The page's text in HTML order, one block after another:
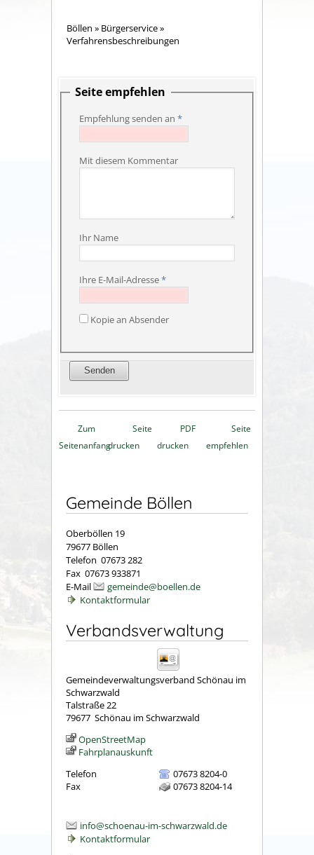
Böllen » Bürgerservice»
Verfahrensbeschreibungen
Seite empfehlen
Empfehlung senden an *
Mit diesem Kommentar
Ihr Name
Ihre E-Mail-Adresse*
Kopie an Absender
Zum
Seitenanfang
Seite
drucken
PDF
drucken
Seite
empfehlen
Gemeinde Böllen
Oberböllen 19
79677 Böllen
Telefon 07673 282
Fax 07673 933871
E-Mail
gemeinde@boellen.de
Kontaktformular
Verbandsverwaltung
Gemeindeverwaltungsverband Schönau im
Schwarzwald
Talstraße 22
79677 Schönau im Schwarzwald
OpenStreetMap
Fahrplanauskunft
Telefon
07673 8204-0
Fax
07673 8204-14
info@schoenau-im-schwarzwald.de
Kontaktformular